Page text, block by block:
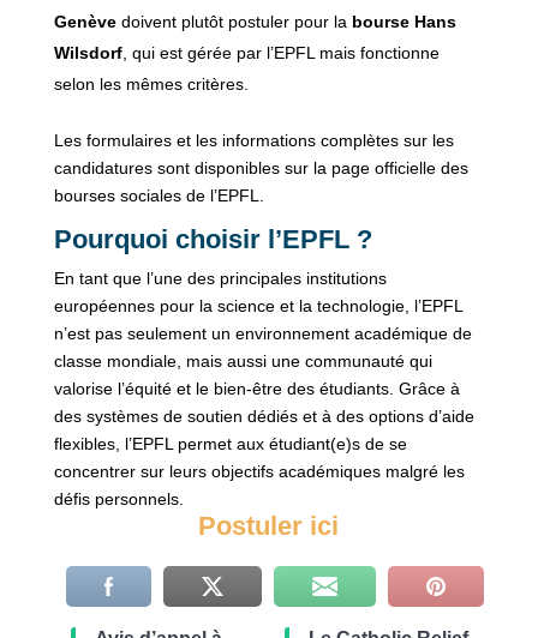
Genèvedoivent plutôt postuler pour la bourse Hans
Wilsdorf, qui est gérée par l’EPFL mais fonctionne
selon les mêmes critères.
Les formulaires et les informations complètes sur les
candidatures sont disponibles sur la page officielle des
bourses sociales de l’EPFL.
Pourquoi choisir l’EPFL ?
En tant que l’une des principales institutions
européennes pour la science et la technologie, l’EPFL
n’est pas seulement un environnement académique de
classe mondiale, mais aussi une communauté qui
valorise l’équité et le bien-être des étudiants. Grâce à
des systèmes de soutien dédiés et à des options d’aide
flexibles, l’EPFL permet aux étudiant(e)s de se
concentrer sur leurs objectifs académiques malgré les
défis personnels.
Postuler ici